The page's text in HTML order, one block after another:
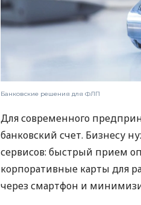
Банковские решения для ФЛП
Для современного
банковский счет. Бизнесу
сервисов: быстрый прием
корпоративные карты для
через смартфон и